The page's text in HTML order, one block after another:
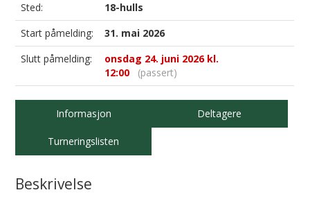
Sted:
18-hulls
Start påmelding:
31. mai 2026
Slutt påmelding:
onsdag 24. juni 2026 kl.
12:00 (passert)
Informasjon Deltagere
Turneringslisten
Beskrivelse